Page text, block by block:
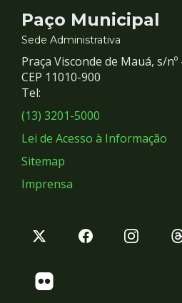
Contato
e
Redes
Sociais
Paço Municipal
Sede Administrativa
Praça Visconde de Mauá, s/
CEP 11010-900
Tel:
(13) 3201-5000
Lei de Acesso à Informação
Sitemap
Imprensa